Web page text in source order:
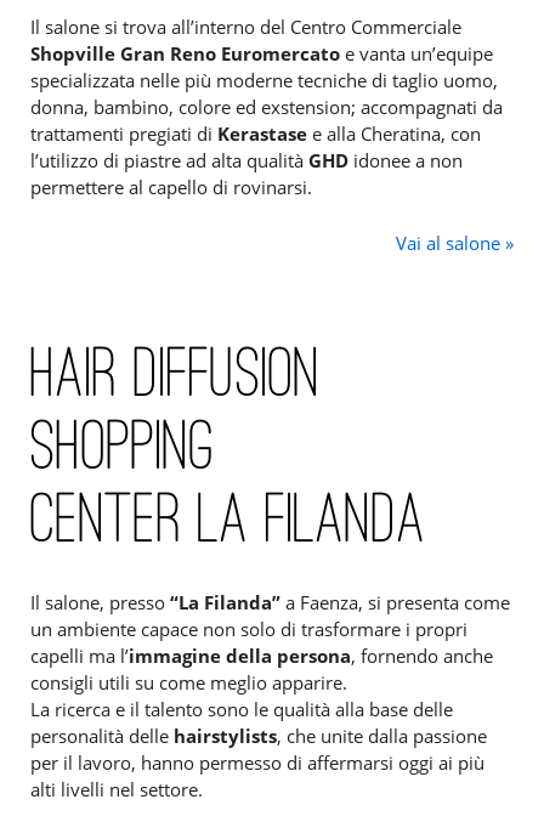
Il salone si trova all’interno del Centro Commerciale
Shopville Gran Reno Euromercato e vanta un’equipe
specializzata nelle più moderne tecniche di taglio uomo,
donna, bambino, colore ed exstension; accompagnati da
trattamenti pregiati di Kerastase e alla Cheratina, con
l’utilizzo di piastre ad alta qualità GHD idonee a non
permettere al capello di rovinarsi.
Vai al salone »
HAIR DIFFUSION
SHOPPING
CENTER LA FILANDA
Il salone, presso “La Filanda” a Faenza, si presenta come
un ambiente capace non solo di trasformare i propri
capelli ma l’immagine della persona, fornendo anche
consigli utili su come meglio apparire.
La ricerca e il talento sono le qualità alla base delle
personalità delle hairstylists, che unite dalla passione
per il lavoro, hanno permesso di affermarsi oggi ai più
alti livelli nel settore.